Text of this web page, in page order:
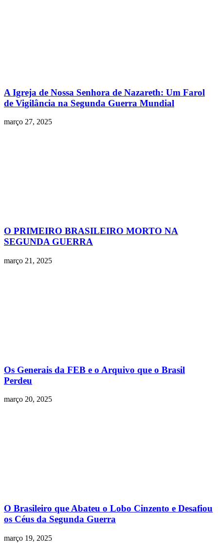
A Igreja de Nossa Senhora de Nazareth: Um Farol
de Vigilância na Segunda Guerra Mundial
março 27, 2025
O PRIMEIRO BRASILEIRO MORTO NA
SEGUNDA GUERRA
março 21, 2025
Os Generais da FEB e o Arquivo que o Brasil
Perdeu
março 20, 2025
O Brasileiro que Abateu o Lobo Cinzento e Desafiou
os Céus da Segunda Guerra
março 19, 2025